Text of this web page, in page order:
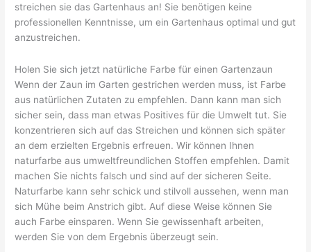
streichen sie das Gartenhaus an! Sie benötigen keine
professionellen Kenntnisse, um ein Gartenhaus optimal und gut
anzustreichen.
Holen Sie sich jetzt natürliche Farbe für einen Gartenzaun
Wenn der Zaun im Garten gestrichen werden muss, ist Farbe
aus natürlichen Zutaten zu empfehlen. Dann kann man sich
sicher sein, dass man etwas Positives für die Umwelt tut. Sie
konzentrieren sich auf das Streichen und können sich später
an dem erzielten Ergebnis erfreuen. Wir können Ihnen
naturfarbe aus umweltfreundlichen Stoffen empfehlen. Damit
machen Sie nichts falsch und sind auf der sicheren Seite.
Naturfarbe kann sehr schick und stilvoll aussehen, wenn man
sich Mühe beim Anstrich gibt. Auf diese Weise können Sie
auch Farbe einsparen. Wenn Sie gewissenhaft arbeiten,
werden Sie von dem Ergebnis überzeugt sein.